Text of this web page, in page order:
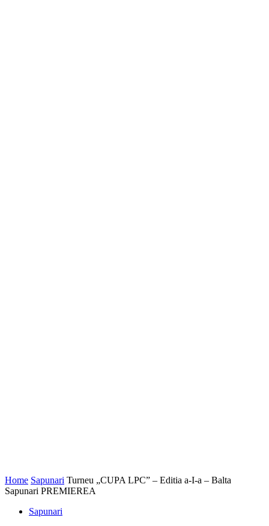
Home Sapunari Turneu „CUPA LPC” – Editia a-I-a – Balta
Sapunari PREMIEREA
Sapunari